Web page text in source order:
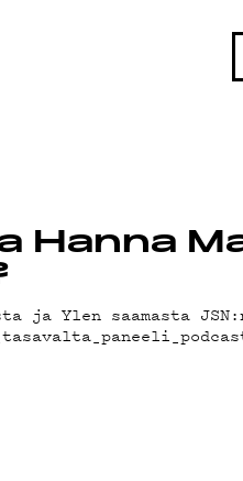
Hanna
ja Ylen saamasta